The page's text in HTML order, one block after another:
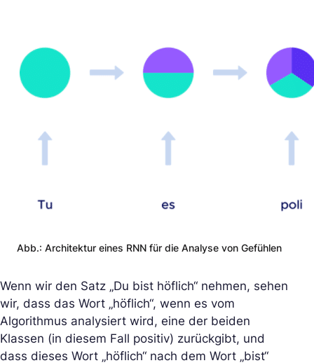
Abb.: Architektur eines RNN für die Analyse von Gefühlen
Wenn wir den Satz „Du bist höflich“ nehmen, sehen
wir, dass das Wort „höflich“, wenn es vom
Algorithmus analysiert wird, eine der beiden
Klassen (in diesem Fall positiv) zurückgibt, und
dass dieses Wort „höflich“ nach dem Wort „bist“